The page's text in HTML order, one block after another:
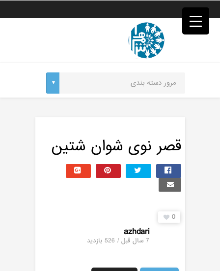
فصد
خون
تهران
قصر نوی‌ شوان‌ شتین
0
azhdari
7 سال قبل / 526 بازدید